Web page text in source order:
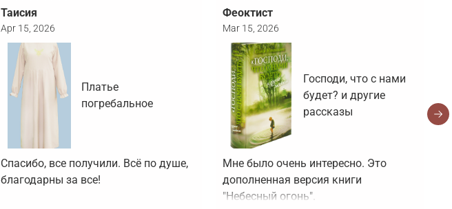
Таисия
Apr 15, 2026
Платье
погребальное
Спасибо, все получили. Всё по душе,
благодарны за все!
Феоктист
Mar 15, 2026
Господи, что с нами
будет? и другие
рассказы
Мне было очень интересно. Это
дополненная версия книги
"Небесный огонь".